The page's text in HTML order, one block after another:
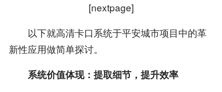
[nextpage]
以下就高清卡口系统于平安城市项目中的革
新性应用做简单探讨。
系统价值体现：提取细节，提升效率